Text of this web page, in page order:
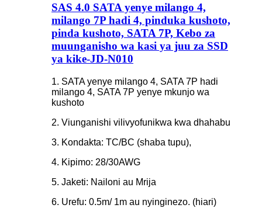
SAS 4.0 SATA yenye milango 4,
milango 7P hadi 4, pinduka kushoto,
pinda kushoto, SATA 7P, Kebo za
muunganisho wa kasi ya juu za SSD
ya kike-JD-N010
1. SATA yenye milango 4, SATA 7P hadi
milango 4, SATA 7P yenye mkunjo wa
kushoto
2. Viunganishi vilivyofunikwa kwa dhahabu
3. Kondakta: TC/BC (shaba tupu),
4. Kipimo: 28/30AWG
5. Jaketi: Nailoni au Mrija
6. Urefu: 0.5m/ 1m au nyinginezo. (hiari)